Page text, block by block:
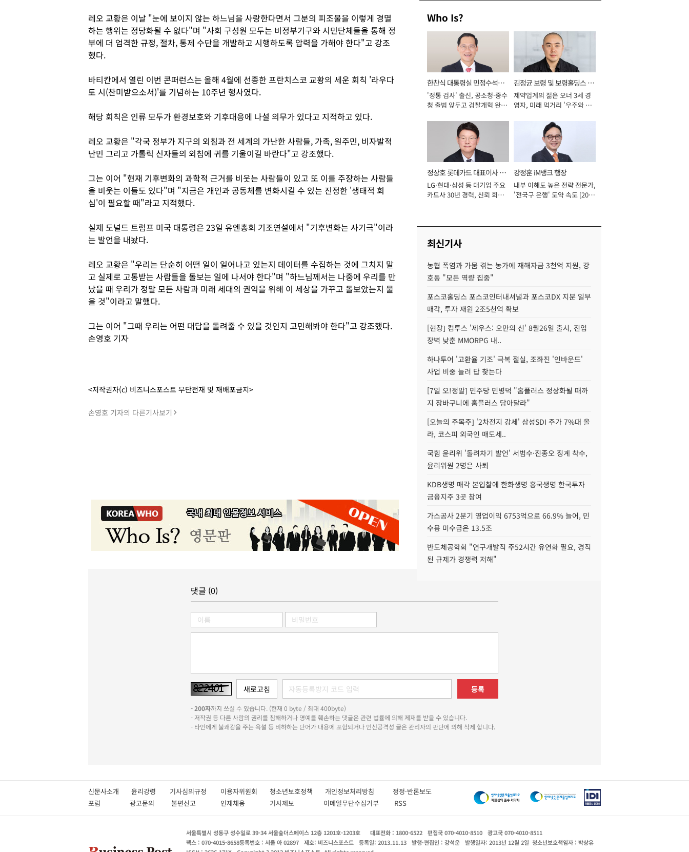
레오 교황은 이날 "눈에 보이지 않는 하느님을 사랑한다면서 그분의 피조물을 이렇게 경멸
하는 행위는 정당화될 수 없다"며 "사회 구성원 모두는 비정부기구와 시민단체들을 통해 정
부에 더 엄격한 규정, 절차, 통제 수단을 개발하고 시행하도록 압력을 가해야 한다"고 강조
했다.
바티칸에서 열린 이번 콘퍼런스는 올해 4월에 선종한 프란치스코 교황의 세운 회칙 '라우다
토 시(찬미받으소서)'를 기념하는 10주년 행사였다.
해당 회칙은 인류 모두가 환경보호와 기후대응에 나설 의무가 있다고 지적하고 있다.
레오 교황은 "각국 정부가 지구의 외침과 전 세계의 가난한 사람들, 가족, 원주민, 비자발적
난민 그리고 가톨릭 신자들의 외침에 귀를 기울이길 바란다"고 강조했다.
그는 이어 "현재 기후변화의 과학적 근거를 비웃는 사람들이 있고 또 이를 주장하는 사람들
을 비웃는 이들도 있다"며 "지금은 개인과 공동체를 변화시킬 수 있는 진정한 '생태적 회
심'이 필요할 때"라고 지적했다.
실제 도널드 트럼프 미국 대통령은 23일 유엔총회 기조연설에서 "기후변화는 사기극"이라
는 발언을 내놨다.
레오 교황은 "우리는 단순히 어떤 일이 일어나고 있는지 데이터를 수집하는 것에 그치지 말
고 실제로 고통받는 사람들을 돌보는 일에 나서야 한다"며 "하느님께서는 나중에 우리를 만
났을 때 우리가 정말 모든 사람과 미래 세대의 권익을 위해 이 세상을 가꾸고 돌보았는지 물
을 것"이라고 말했다.
그는 이어 "그때 우리는 어떤 대답을 돌려줄 수 있을 것인지 고민해봐야 한다"고 강조했다.
손영호 기자
<저작권자(c) 비즈니스포스트 무단전재 및 재배포금지>
손영호 기자의 다른기사보기
Who Is?
한찬식 대통령실 민정수석비
서관
'정통 검사' 출신, 공소청·중수
청 출범 앞두고 검찰개혁 완수
김정균 보령 및 보령홀딩스 대
표이사 사장
제약업계의 젊은 오너 3세 경
영자, 미래 먹거리 '우주와 헬
정상호 롯데카드 대표이사 사
장
LG·현대·삼성 등 대기업 주요
카드사 30년 경력, 신뢰 회복
강정훈 iM뱅크 행장
내부 이해도 높은 전략 전문가,
'전국구 은행' 도약 속도 [2026
최신기사
농협 폭염과 가뭄 겪는 농가에 재해자금 3천억 지원, 강
호동 "모든 역량 집중"
포스코홀딩스 포스코인터내셔널과 포스코DX 지분 일부
매각, 투자 재원 2조5천억 확보
[현장] 컴투스 '제우스: 오만의 신' 8월26일 출시, 진입
장벽 낮춘 MMORPG 내..
하나투어 '고환율 기조' 극복 절실, 조좌진 '인바운드'
사업 비중 늘려 답 찾는다
[7일 오!정말] 민주당 민병덕 "홈플러스 정상화될 때까
지 장바구니에 홈플러스 담아달라"
[오늘의 주목주] '2차전지 강세' 삼성SDI 주가 7%대 올
라, 코스피 외국인 매도세..
국힘 윤리위 '돌려차기 발언' 서범수·진종오 징계 착수,
윤리위원 2명은 사퇴
KDB생명 매각 본입찰에 한화생명 흥국생명 한국투자
금융지주 3곳 참여
가스공사 2분기 영업이익 6753억으로 66.9% 늘어, 민
수용 미수금은 13.5조
반도체공학회 "연구개발직 주52시간 유연화 필요, 경직
된 규제가 경쟁력 저해"
댓글 (0)
등록
-200자까지 쓰실 수 있습니다. (현재 0 byte / 최대 400byte)
- 저작권 등 다른 사람의 권리를 침해하거나 명예를 훼손하는 댓글은 관련 법률에 의해 제재를 받을 수 있습니다.
- 타인에게 불쾌감을 주는 욕설 등 비하하는 단어가 내용에 포함되거나 인신공격성 글은 관리자의 판단에 의해 삭제 합니다.
신문사소개 윤리강령 기사심의규정 이용자위원회 청소년보호정책 개인정보처리방침 정정·반론보도
포럼
광고문의 불편신고 인재채용 기사제보 이메일무단수집거부 RSS
서울특별시 성동구 성수일로 39-34 서울숲더스페이스 12층 1201호-1203호 대표전화 : 1800-6522 편집국 070-4010-8510
광고국 070-4010-8511
팩스 : 070-4015-8658등록번호 : 서울 아 02897 제호: 비즈니스포스트 등록일: 2013.11.13 발행·편집인 : 강석운 발행일자: 2013년 12월 2일 청소년보호책임자 : 박상유